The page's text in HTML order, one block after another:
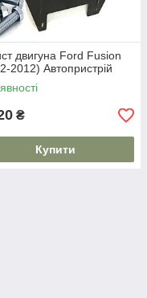
двигуна Ford Fusion
2012) Автопристрій
₴
Купити